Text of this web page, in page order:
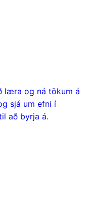
læra og ná tökum á
sjá um efni í
að byrja á.